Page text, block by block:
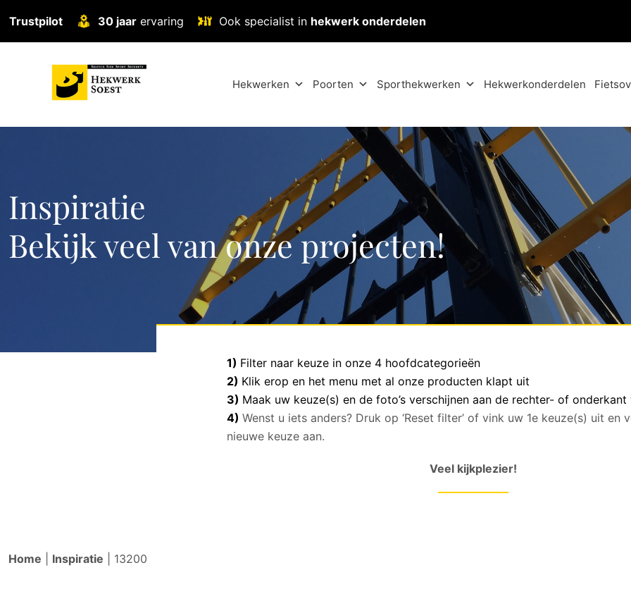
Trustpilot 30 jaar ervaring Ook specialist in hekwerk onderdelen
Hekwerken Poorten Sporthekwerken Hekwerkonderdelen
Inspiratie
Bekijk veel van onze projecten!
1) Filter naar keuze in onze 4 hoofdcategorieën
2) Klik erop en het menu met al onze producten klapt uit
3) Maak uw keuze(s) en de foto’s verschijnen aan de rechter- of onderkant
4) Wenst u iets anders? Druk op ‘Reset filter’ of vink uw 1e keuze(s) uit en
nieuwe keuze aan.
Veel kijkplezier!
Home Inspiratie 13200